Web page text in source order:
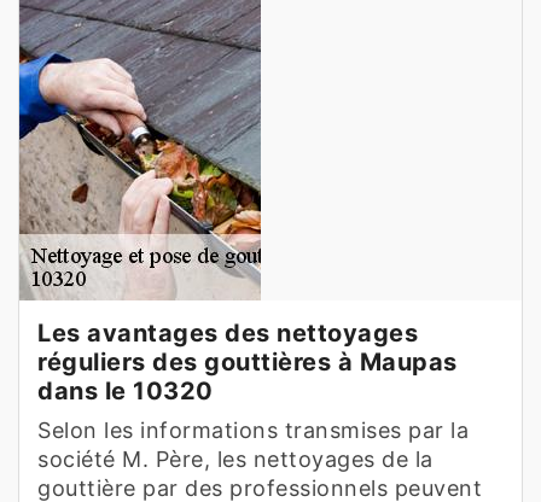
Les avantages des nettoyages
réguliers des gouttières à Maupas
dans le 10320
Selon les informations transmises par la
société M. Père, les nettoyages de la
gouttière par des professionnels peuvent